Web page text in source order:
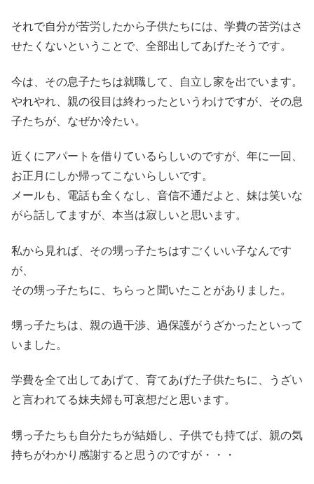
それで自分が苦労したから子供たちには、学費の苦労はさ
せたくないということで、全部出してあげたそうです。
今は、その息子たちは就職して、自立し家を出でいます。
やれやれ、親の役目は終わったというわけですが、その息
子たちが、なぜか冷たい。
近くにアパートを借りているらしいのですが、年に一回、
お正月にしか帰ってこないらしいです。
メールも、電話も全くなし、音信不通だよと、妹は笑いな
がら話してますが、本当は寂しいと思います。
私から見れば、その甥っ子たちはすごくいい子なんです
が、
その甥っ子たちに、ちらっと聞いたことがありました。
甥っ子たちは、親の過干渉、過保護がうざかったといって
いました。
学費を全て出してあげて、育てあげた子供たちに、うざい
と言われてる妹夫婦も可哀想だと思います。
甥っ子たちも自分たちが結婚し、子供でも持てば、親の気
持ちがわかり感謝すると思うのですが・・・